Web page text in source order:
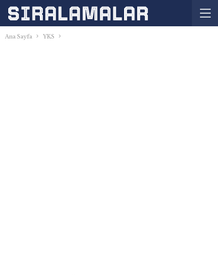
Ana Sayfa YKS